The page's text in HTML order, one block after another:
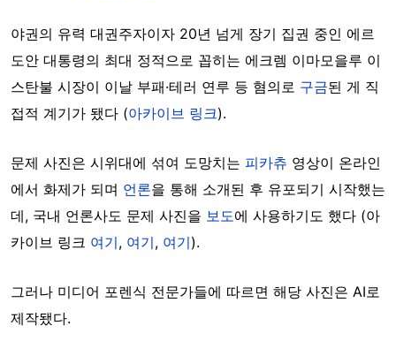
야권의 유력 대권주자이자 20년 넘게 장기 집권 중인 에르
도안 대통령의 최대 정적으로 꼽히는 에크렘 이마모을루 이
스탄불 시장이 이날 부패·테러 연루 등 혐의로 구금된 게 직
접적 계기가 됐다 (아카이브 링크).
문제 사진은 시위대에 섞여 도망치는 피카츄 영상이 온라인
에서 화제가 되며 언론을 통해 소개된 후 유포되기 시작했는
데, 국내 언론사도 문제 사진을 보도에 사용하기도 했다 (아
카이브 링크 여기, 여기, 여기).
그러나 미디어 포렌식 전문가들에 따르면 해당 사진은 AI로
제작됐다.